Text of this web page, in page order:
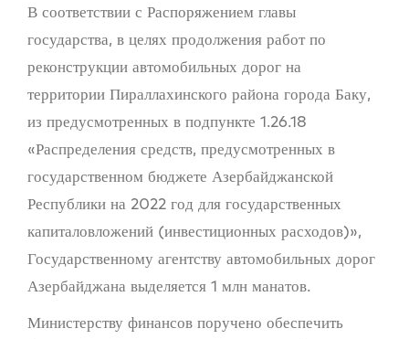
В соответствии с Распоряжением главы
государства, в целях продолжения работ по
реконструкции автомобильных дорог на
территории Пираллахинского района города Баку,
из предусмотренных в подпункте 1.26.18
«Распределения средств, предусмотренных в
государственном бюджете Азербайджанской
Республики на 2022 год для государственных
капиталовложений (инвестиционных расходов)»,
Государственному агентству автомобильных дорог
Азербайджана выделяется 1 млн манатов.
Министерству финансов поручено обеспечить